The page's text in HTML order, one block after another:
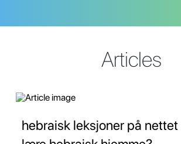
Articles
hebraisk leksjoner på